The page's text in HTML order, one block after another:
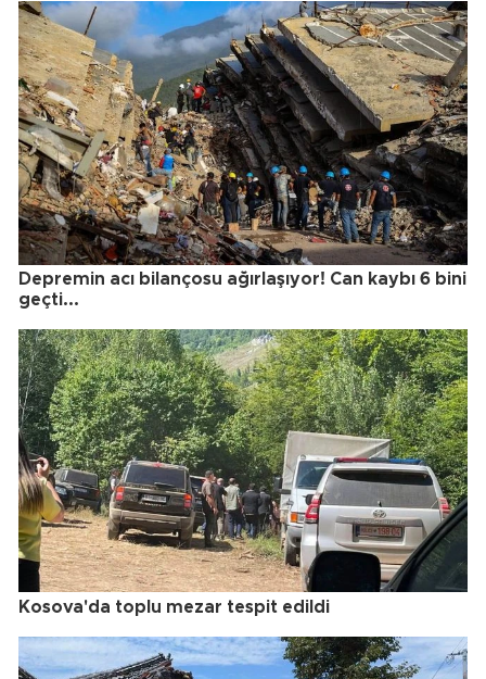
Depremin acı bilançosu ağırlaşıyor! Can kaybı 6 bini
geçti...
Kosova'da toplu mezar tespit edildi